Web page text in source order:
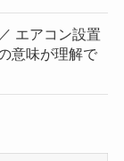
エアコン設置
意味が理解で